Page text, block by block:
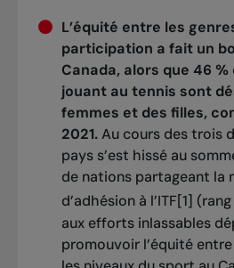
L’équité entre les
participation a fait un
Canada, alors que 46
jouant au tennis sont
femmes et des filles,
2021.Au cours des trois
pays s’est hissé au
de nations partageant la
d’adhésion à l’ITF[1]
aux efforts inlassables
promouvoir l’équité